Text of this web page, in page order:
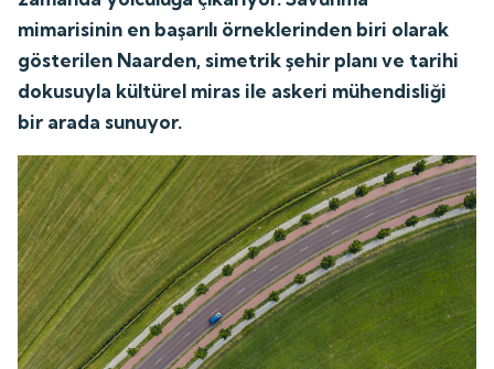
mimarisinin en başarılı örneklerinden biri olarak
gösterilen Naarden, simetrik şehir planı ve tarihi
dokusuyla kültürel miras ile askeri mühendisliği
bir arada sunuyor.